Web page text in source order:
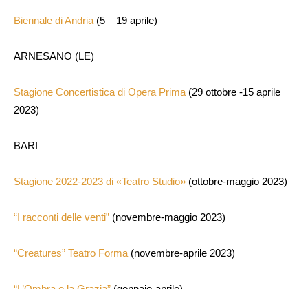
Biennale di Andria (5 – 19 aprile)
ARNESANO (LE)
Stagione Concertistica di Opera Prima (29 ottobre -15 aprile
2023)
BARI
Stagione 2022-2023 di «Teatro Studio» (ottobre-maggio 2023)
“I racconti delle venti” (novembre-maggio 2023)
“Creatures” Teatro Forma (novembre-aprile 2023)